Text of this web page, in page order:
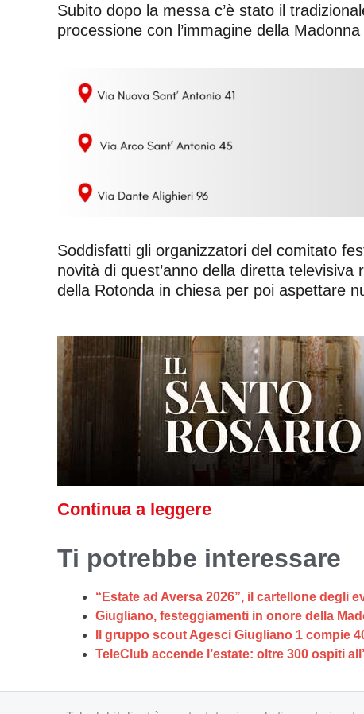
Subito dopo la messa c’è stato il
processione con l’immagine della
Soddisfatti gli organizzatori del comitato
novità di quest’anno della diretta
della Rotonda in chiesa per poi aspettare
Continua a leggere
Ti potrebbe interessare
“Estate ad Aversa 2026”, il cartellone degli
Giugliano, festeggiamenti in onore della
Il gruppo scout Agesci Giugliano 1 compie
TeleClub accende l’estate: oltre 300 ospiti